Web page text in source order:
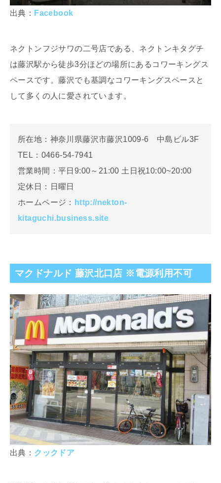
出典： Facebook
ネクトンフジサワの二号店である、ネクトンキタグチ
は藤沢駅から徒歩3分ほどの場所にあるコワーキングス
ペースです。藤沢でも基調なコワーキングスペースと
して多くの人に愛されています。
所在地：神奈川県藤沢市藤沢1009-6 中島ビル3F
TEL：0466-54-7941
営業時間：平日9:00～21:00 土日祝10:00~20:00
定休日：日曜日
ホームページ：
http://nekton-
kitaguchi.business.site
マクドナルド 藤沢北口店 ※電源利用不可
出典： クックドア